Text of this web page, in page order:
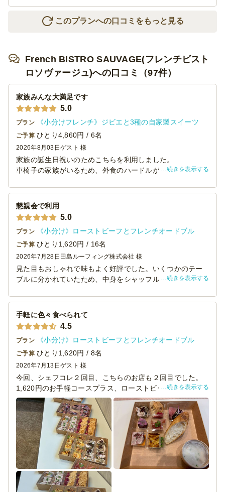
このプランへの口コミをもっと見る
French BISTRO SAUVAGE(フレンチビスト
ロソヴァージュ)への口コミ（97件）
家族みんな大満足です
5.0
プラン 《小分けフレンチ》ジビエと3種の自家製スイーツ
ご予算 ひとり4,860円 / 6名
2026年8月03日 ゲスト 様
家族の誕生日祝いのためこちらを利用しました。
車椅子の家族がいるため、外食のハードルが高い環境下の
見た目がオシャレなことはもちろん、お味も美味しく大変
満足です。
また、利用したいと思います。
続きを表示する
懇親会で利用
5.0
プラン 《小分け》ローストビーフとフレンチオードブル
ご予算 ひとり1,620円 / 16名
2026年7月28日 田島ルーフィング株式会社 様
見た目もおしゃれで味もよく好評でした。いくつかのテー
ブルに分かれていたため、中身をシャッフルして配置しま
に乗せました）
続きを表示する
手軽に色々食べられて
4.5
プラン 《小分け》ローストビーフとフレンチオードブル
ご予算 ひとり1,620円 / 8名
2026年7月13日 ゲスト 様
今回、シェフコレ２回目、こちらのお店も２回目でした。
1,620円のお手軽コースプラス、ローストビーフ、ロースト
ポークを追加しました。
前回同様、美味しく少しずつ食べられるのがうれしかった
です。
ローストビーフの下にあるさつまいもは本当に美味しく
て、高評価でした。
ローストポークの下のお芋はもう少し柔らかいか、一味あ
ると嬉しいかなという感想がありました。
最後の片付けも楽ができて時間一杯までおしゃべりできて
続きを表示する